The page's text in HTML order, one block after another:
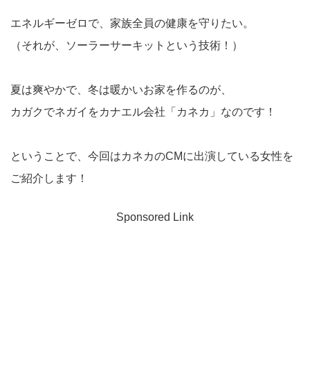
エネルギーゼロで、家族全員の健康を守りたい。
（それが、ソーラーサーキットという技術！）
夏は爽やかで、冬は暖かいお家を作るのが、
カガクでネガイをカナエル会社「カネカ」なのです！
ということで、今回はカネカのCMに出演している女性を
ご紹介します！
Sponsored Link